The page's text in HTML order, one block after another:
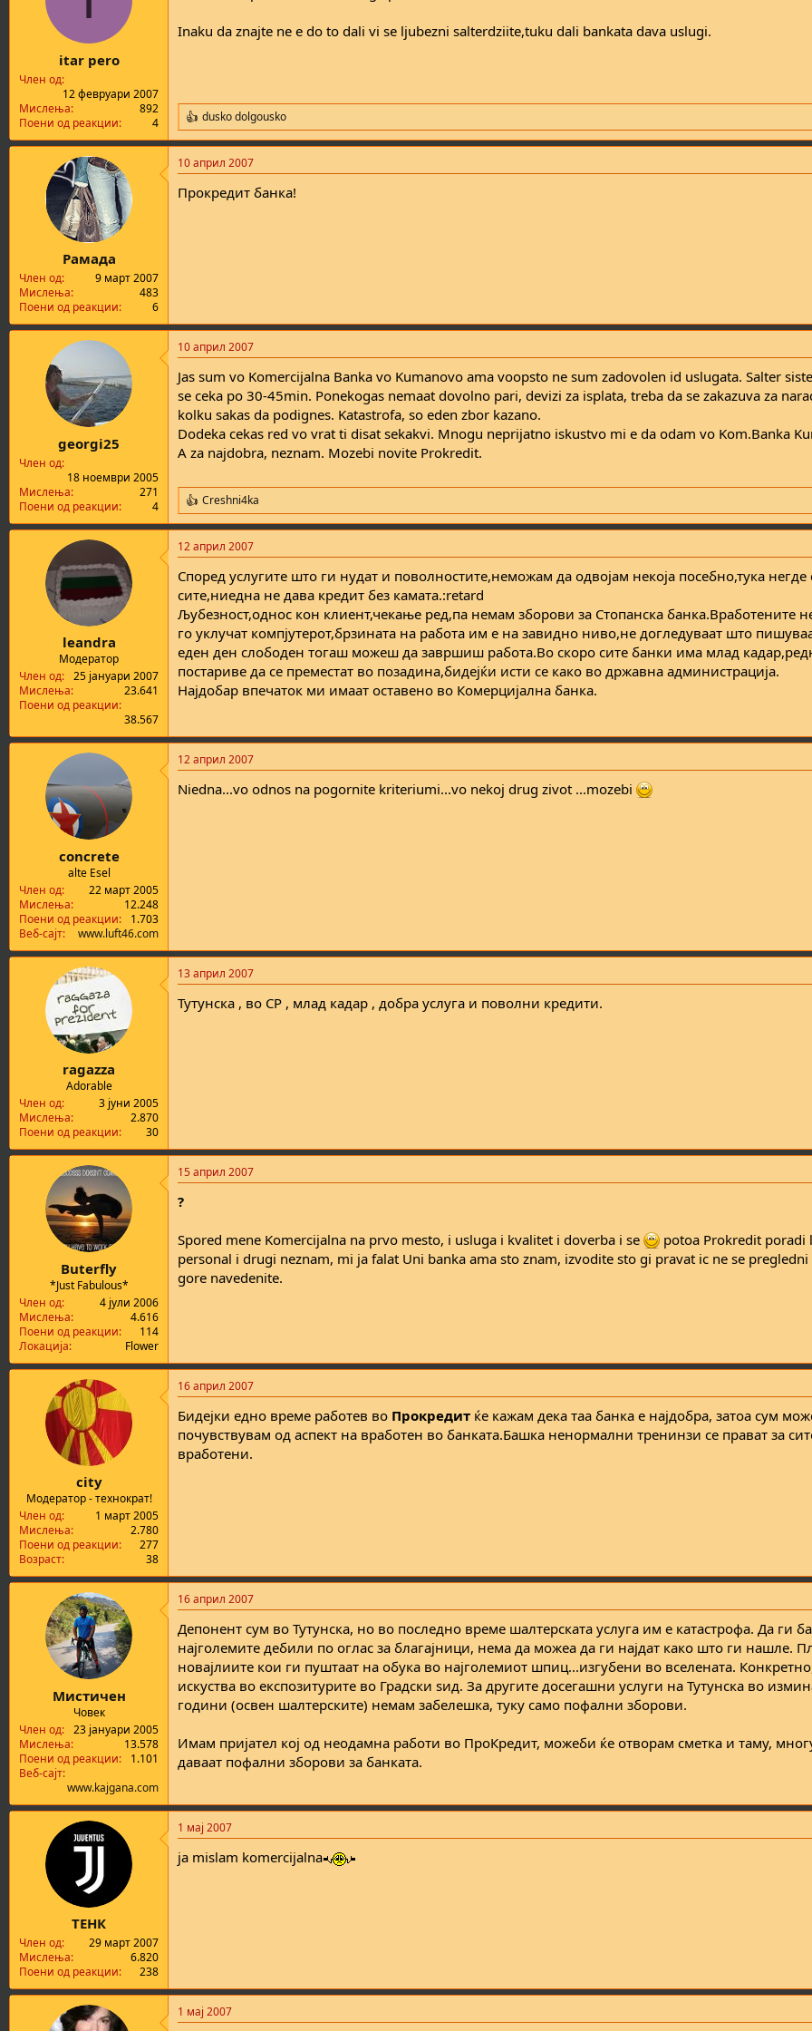
itar pero
Член од
12 февруари 2007
Мислења
892
Поени од реакции
4
Inaku da znajte ne e do to dali vi se ljubezni salterdziite,tuku dali bankata dava uslugi.
R
e
a
c
i
dusko dolgousko
Рамада
Член од
9 март 2007
Мислења
483
Поени од реакции
6
10 април 2007
Прокредит банка!
georgi25
Член од
18 ноември 2005
Мислења
271
Поени од реакции
4
10 април 2007
Jas sum vo Komercijalna Banka vo Kumanovo ama voopsto ne sum zadovolen id uslugata. Salter
se ceka po 30-45min. Ponekogas nemaat dovolno pari, devizi za isplata, treba da se zakazuva za
kolku sakas da podignes. Katastrofa, so eden zbor kazano.
Dodeka cekas red vo vrat ti disat sekakvi. Mnogu neprijatno iskustvo mi e da odam vo Kom.Banka
A za najdobra, neznam. Mozebi novite Prokredit.
R
e
a
c
i
o
n
s
:
Creshni4ka
leandra
Модератор
Член од
25 јануари 2007
Мислења
23.641
Поени од реакции
38.567
12 април 2007
Според услугите што ги нудат и поволностите,неможам да одвојам некоја посебно,тука негде
сите,ниедна не дава кредит без камата.:retard
Љубезност,однос кон клиент,чекање ред,па немам зборови за Стопанска банка.Вработените
го уклучат компјутерот,брзината на работа им е на завидно ниво,не догледуваат што
еден ден слободен тогаш можеш да завршиш работа.Во скоро сите банки има млад
постариве да се преместат во позадина,бидејќи исти се како во државна администрација.
Најдобар впечаток ми имаат оставено во Комерцијална банка.
concrete
alte Esel
Член од
22 март 2005
Мислења
12.248
Поени од реакции
1.703
Веб-сајт
www.luft46.com
12 април 2007
Niedna...vo odnos na pogornite kriteriumi...vo nekoj drug zivot ...mozebi
ragazza
Adorable
Член од
3 јуни 2005
Мислења
2.870
Поени од реакции
30
13 април 2007
Тутунска , во СР , млад кадар , добра услуга и поволни кредити.
Buterfly
*Just Fabulous*
Член од
4 јули 2006
Мислења
4.616
Поени од реакции
114
Локација
Flower
15 април 2007
?
Spored mene Komercijalna na prvo mesto, i usluga i kvalitet i doverba i se
potoa Prokredit poradi
personal i drugi neznam, mi ja falat Uni banka ama sto znam, izvodite sto gi pravat ic ne se pregledni
gore navedenite.
city
Модератор - технократ!
Член од
1 март 2005
Мислења
2.780
Поени од реакции
277
Возраст
38
16 април 2007
Бидејки едно време работев во Прокредит ќе кажам дека таа банка е најдобра, затоа сум
почувствувам од аспект на вработен во банката.Башка ненормални тренинзи се прават за
вработени.
Мистичен
Човек
Член од
23 јануари 2005
Мислења
13.578
Поени од реакции
1.101
Веб-сајт
www.kajgana.com
16 април 2007
Депонент сум во Тутунска, но во последно време шалтерската услуга им е катастрофа. Да ги
најголемите дебили по оглас за благајници, нема да можеа да ги најдат како што ги нашле.
новајлиите кои ги пуштаат на обука во најголемиот шпиц...изгубени во вселената.
искуства во експозитурите во Градски ѕид. За другите досегашни услуги на Тутунска во
години (освен шалтерските) немам забелешка, туку само пофални зборови.
Имам пријател кој од неодамна работи во ПроКредит, можеби ќе отворам сметка и таму,
даваат пофални зборови за банката.
ТЕНК
Член од
29 март 2007
Мислења
6.820
Поени од реакции
238
1 мај 2007
ja mislam komercijalna
1 мај 2007